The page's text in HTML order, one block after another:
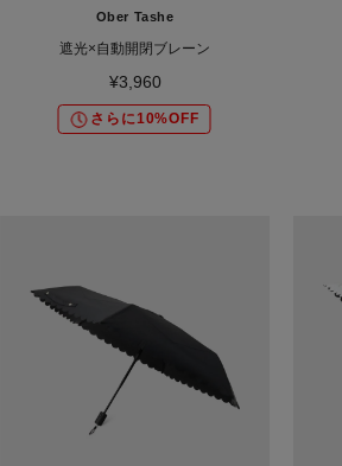
Ober Tashe
遮光×自動開閉ブレーン
¥3,960
さらに10%OFF